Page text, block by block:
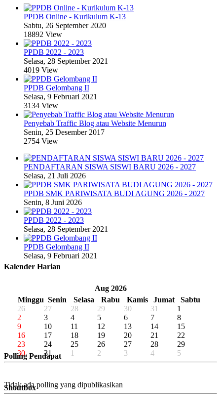
PPDB Online - Kurikulum K-13
Sabtu, 26 September 2020
18892 View
PPDB 2022 - 2023
Selasa, 28 September 2021
4019 View
PPDB Gelombang II
Selasa, 9 Februari 2021
3134 View
Penyebab Traffic Blog atau Website Menurun
Senin, 25 Desember 2017
2754 View
PENDAFTARAN SISWA SISWI BARU 2026 - 2027
Selasa, 21 Juli 2026
PPDB SMK PARIWISATA BUDI AGUNG 2026 - 2027
Senin, 8 Juni 2026
PPDB 2022 - 2023
Selasa, 28 September 2021
PPDB Gelombang II
Selasa, 9 Februari 2021
Kalender Harian
Aug 2026
Minggu Senin Selasa Rabu Kamis Jumat
Sabtu
26
27 28 29 30 31
1
2
3 4 5 6 7
8
9
10 11 12 13 14
15
16
17 18 19 20 21
22
23
24 25 26 27 28
29
30
31 1 2 3 4 5
Polling Pendapat
Tidak ada polling yang dipublikasikan
Shoutbox